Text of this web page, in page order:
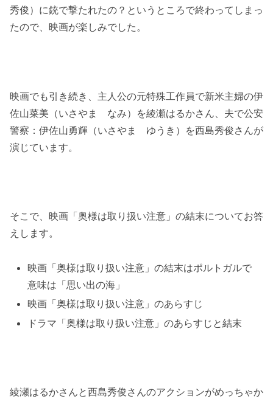
秀俊）に銃で撃たれたの？というところで終わってしまっ
たので、映画が楽しみでした。
映画でも引き続き、主人公の元特殊工作員で新米主婦の伊
佐山菜美（いさやま なみ）を綾瀬はるかさん、夫で公安
警察：伊佐山勇輝（いさやま ゆうき）を西島秀俊さんが
演じています。
そこで、映画「奥様は取り扱い注意」の結末についてお答
えします。
映画「奥様は取り扱い注意」の結末はポルトガルで
意味は「思い出の海」
映画「奥様は取り扱い注意」のあらすじ
ドラマ「奥様は取り扱い注意」のあらすじと結末
綾瀬はるかさんと西島秀俊さんのアクションがめっちゃか